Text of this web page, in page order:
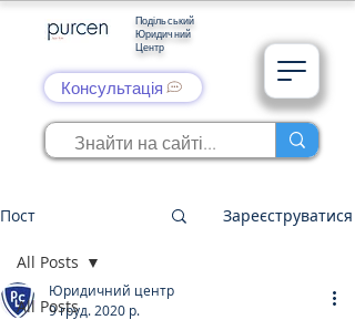
Подільський
Юридичний
Центр
Консультація
Пост Зареєструватися
All Posts
All Posts
Юридичний центр
9 груд. 2020 р.